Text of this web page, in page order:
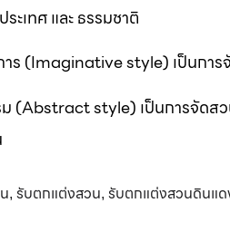
ะเทศ และ ธรรมชาติ
ร (Imaginative style) เป็นการ
style) เป็นการจัดสวน
, รับตกแต่งสวน, รับตกแต่งสวนดินแด